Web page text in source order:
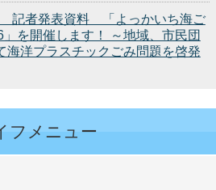
記者発表資料 「よっかいち海ご
を開催します！ ～地域、市民団
海洋プラスチックごみ問題を啓発
フメニュー